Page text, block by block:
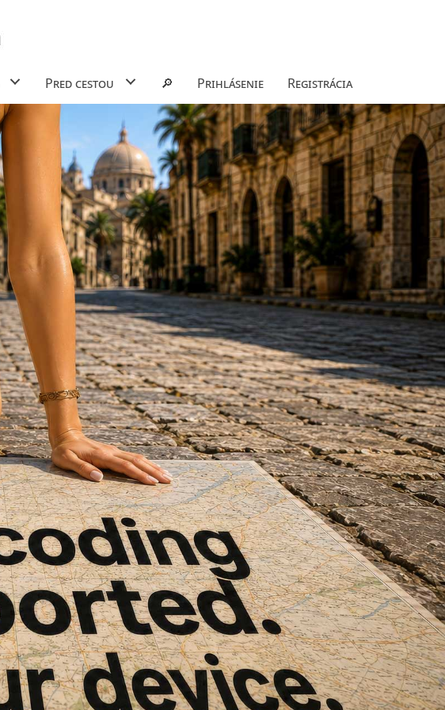
Pred cestou 🔎 Prihlásenie Registrácia